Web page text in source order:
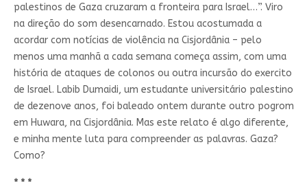
palestinos de Gaza cruzaram a fronteira para Israel…”. Viro
na direção do som desencarnado. Estou acostumada a
acordar com notícias de violência na Cisjordânia – pelo
menos uma manhã a cada semana começa assim, com uma
história de ataques de colonos ou outra incursão do exercito
de Israel. Labib Dumaidi, um estudante universitário palestino
de dezenove anos, foi baleado ontem durante outro pogrom
em Huwara, na Cisjordânia. Mas este relato é algo diferente,
e minha mente luta para compreender as palavras. Gaza?
Como?